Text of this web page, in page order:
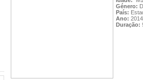
Género:
País:
Ano: 2014
Duração: